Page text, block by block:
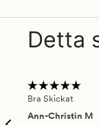
Detta
Bra Skickat
Ann-Christin M